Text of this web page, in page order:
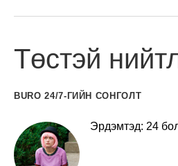
Төстэй
BURO 24/7-ГИЙН СОНГОЛТ
Эрдэмтэд: 24